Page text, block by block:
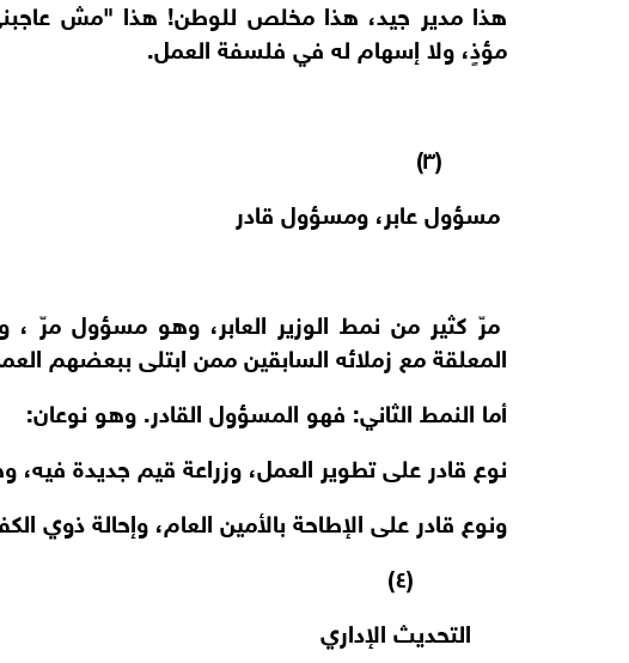
هذا مدير جيد، هذا مخلص للوطن! هذا "مش
مؤذٍ، ولا إسهام له في فلسفة العمل.
(٣)
مسؤول عابر، ومسؤول قادر
مرّ كثير من نمط الوزير العابر، وهو مسؤول مرّ
المعلقة مع زملائه السابقين ممن ابتلى ببعضهم
أما النمط الثاني: فهو المسؤول القادر. وهو نوعان:
نوع قادر على تطوير العمل، وزراعة قيم جديدة فيه،
ونوع قادر على الإطاحة بالأمين العام، وإحالة ذوي
(٤)
التحديث الإداري